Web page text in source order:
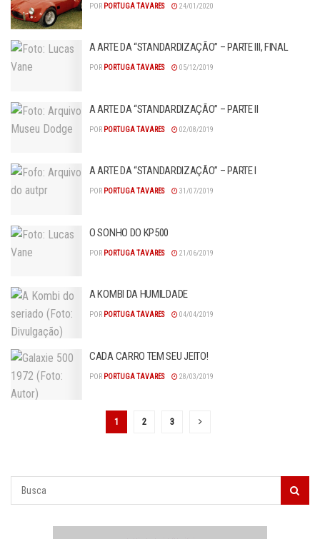
POR PORTUGA TAVARES 24/01/2020
A ARTE DA “STANDARDIZAÇÃO” – PARTE III, FINAL
POR PORTUGA TAVARES 05/12/2019
A ARTE DA “STANDARDIZAÇÃO” – PARTE II
POR PORTUGA TAVARES 02/08/2019
A ARTE DA “STANDARDIZAÇÃO” – PARTE I
POR PORTUGA TAVARES 31/07/2019
O SONHO DO KP500
POR PORTUGA TAVARES 21/06/2019
A KOMBI DA HUMILDADE
POR PORTUGA TAVARES 04/04/2019
CADA CARRO TEM SEU JEITO!
POR PORTUGA TAVARES 28/03/2019
1 2 3